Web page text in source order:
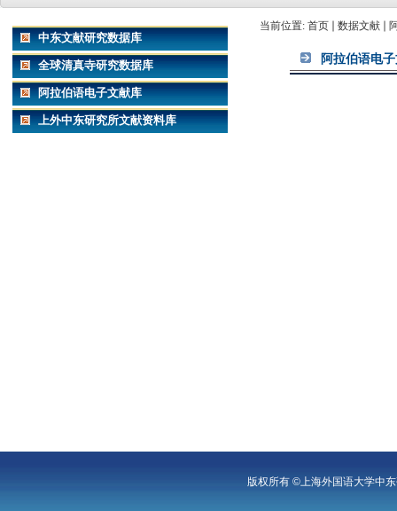
中东文献研究数据库
全球清真寺研究数据库
阿拉伯语电子文献库
上外中东研究所文献资料库
当前位置: 首页 数据文献
阿拉伯语电
版权所有 ©上海外国语大学中